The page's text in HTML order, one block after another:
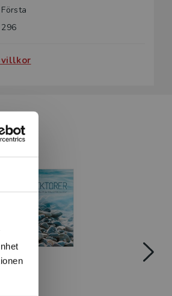
Första
296